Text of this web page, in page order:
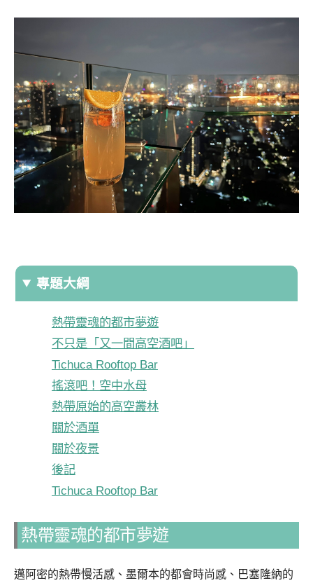
專題大綱
熱帶靈魂的都市夢遊
不只是「又一間高空酒吧」
Tichuca Rooftop Bar
搖滾吧！空中水母
熱帶原始的高空叢林
關於酒單
關於夜景
後記
Tichuca Rooftop Bar
熱帶靈魂的都市夢遊
邁阿密的熱帶慢活感、墨爾本的都會時尚感、巴塞隆納的